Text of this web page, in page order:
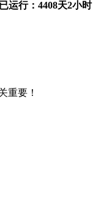
运行：4408天2小时
重要！